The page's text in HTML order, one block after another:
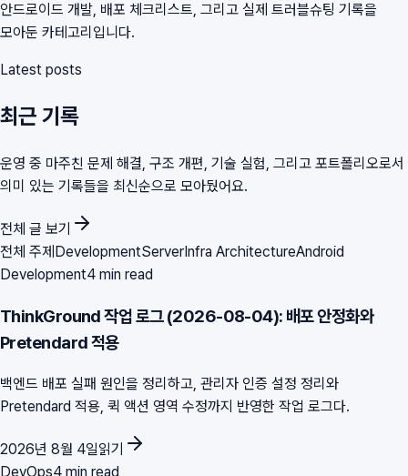
안드로이드 개발, 배포 체크리스트, 그리고 실제 트러블슈팅 기록을
모아둔 카테고리입니다.
Latest posts
최근 기록
운영 중 마주친 문제 해결, 구조 개편, 기술 실험, 그리고 포트폴리오로서
의미 있는 기록들을 최신순으로 모아뒀어요.
전체 글 보기
전체 주제DevelopmentServerInfra ArchitectureAndroid
Development4 min read
ThinkGround 작업 로그 (2026-08-04): 배포 안정화와
Pretendard 적용
백엔드 배포 실패 원인을 정리하고, 관리자 인증 설정 정리와
Pretendard 적용, 퀵 액션 영역 수정까지 반영한 작업 로그다.
2026년 8월 4일읽기
DevOps4 min read